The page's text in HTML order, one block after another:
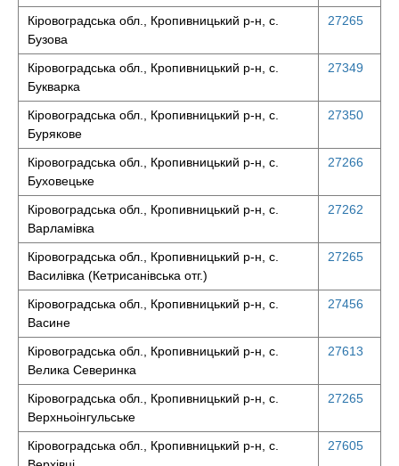
Кіровоградська обл., Кропивницький р-н, с.
Бузова
27265
Кіровоградська обл., Кропивницький р-н, с.
Букварка
27349
Кіровоградська обл., Кропивницький р-н, с.
Бурякове
27350
Кіровоградська обл., Кропивницький р-н, с.
Буховецьке
27266
Кіровоградська обл., Кропивницький р-н, с.
Варламівка
27262
Кіровоградська обл., Кропивницький р-н, с.
Василівка (Кетрисанівська отг.)
27265
Кіровоградська обл., Кропивницький р-н, с.
Васине
27456
Кіровоградська обл., Кропивницький р-н, с.
Велика Северинка
27613
Кіровоградська обл., Кропивницький р-н, с.
Верхньоінгульське
27265
Кіровоградська обл., Кропивницький р-н, с.
27605